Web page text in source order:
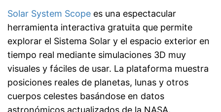
Solar System Scope es una espectacular
herramienta interactiva gratuita que permite
explorar el Sistema Solar y el espacio exterior en
tiempo real mediante simulaciones 3D muy
visuales y fáciles de usar. La plataforma muestra
posiciones reales de planetas, lunas y otros
cuerpos celestes basándose en datos
astronómicos actualizados de la NASA.